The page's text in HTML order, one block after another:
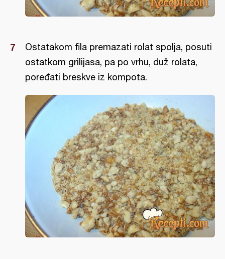
Ostatakom fila premazati rolat spolja, posuti
ostatkom grilijasa, pa po vrhu, duž rolata,
poređati breskve iz kompota.